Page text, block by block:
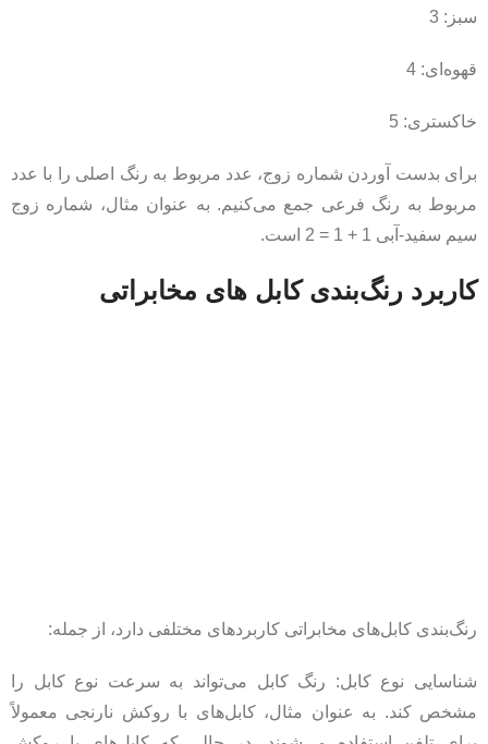
سبز: 3
قهوه‌ای: 4
خاکستری: 5
برای بدست آوردن شماره زوج، عدد مربوط به رنگ اصلی را با عدد
مربوط به رنگ فرعی جمع می‌کنیم. به عنوان مثال، شماره زوج
سیم سفید-آبی 1 + 1 = 2 است.
کاربرد رنگ‌بندی کابل های مخابراتی
رنگ‌بندی کابل‌های مخابراتی کاربردهای مختلفی دارد، از جمله:
شناسایی نوع کابل: رنگ کابل می‌تواند به سرعت نوع کابل را
مشخص کند. به عنوان مثال، کابل‌های با روکش نارنجی معمولاً